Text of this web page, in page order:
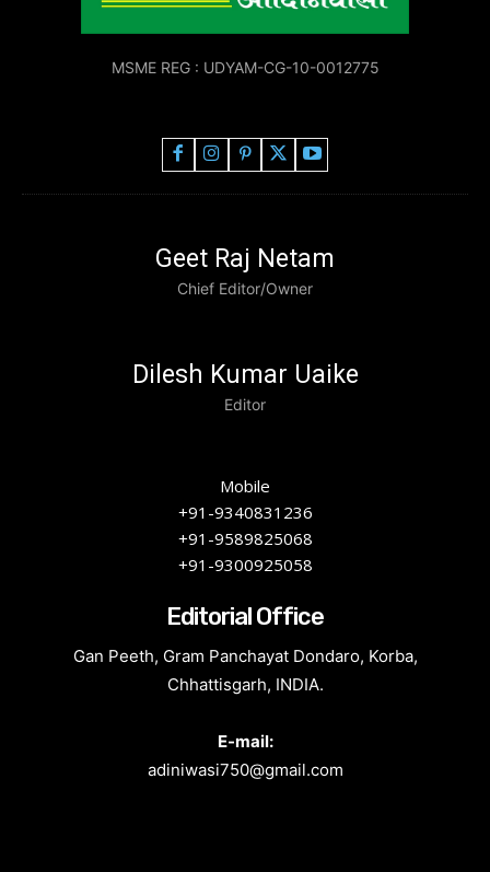
MSME REG : UDYAM-CG-10-0012775
Geet Raj Netam
Chief Editor/Owner
Dilesh Kumar Uaike
Editor
Mobile
+91-9340831236
+91-9589825068
+91-9300925058
Editorial Office
Gan Peeth, Gram Panchayat Dondaro, Korba,
Chhattisgarh, INDIA.
E-mail:
adiniwasi750@gmail.com